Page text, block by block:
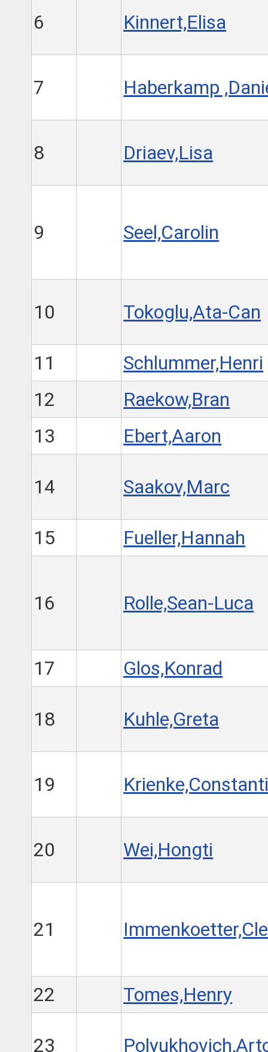
6 Kinnert,Elisa
7 Haberkamp
8 Driaev,Lisa
9 Seel,Carolin
10 Tokoglu,Ata-Can
11
Schlummer,Henri
12
Raekow,Bran
13
Ebert,Aaron
14 Saakov,Marc
15 Fueller,Hannah
16 Rolle,Sean-Luca
17 Glos,Konrad
18 Kuhle,Greta
19
20 Wei,Hongti
21
22 Tomes,Henry
23